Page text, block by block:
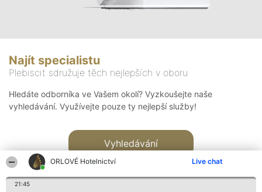
ORLOVÉ Hotelnictví Live chat
21:45
Najít specialistu
Plebiscit sdružuje těch nejlepších v oboru
Hledáte odborníka ve Vašem okolí? Vyzkoušejte naše
vyhledávání. Využívejte pouze ty nejlepší služby!
Vyhledávání